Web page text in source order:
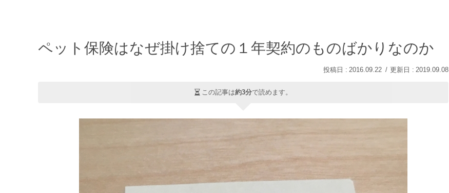
ペット保険はなぜ掛け捨ての１年契約のものばかりなのか
2016.09.22 2019.09.08
この記事は約3分で読めます。